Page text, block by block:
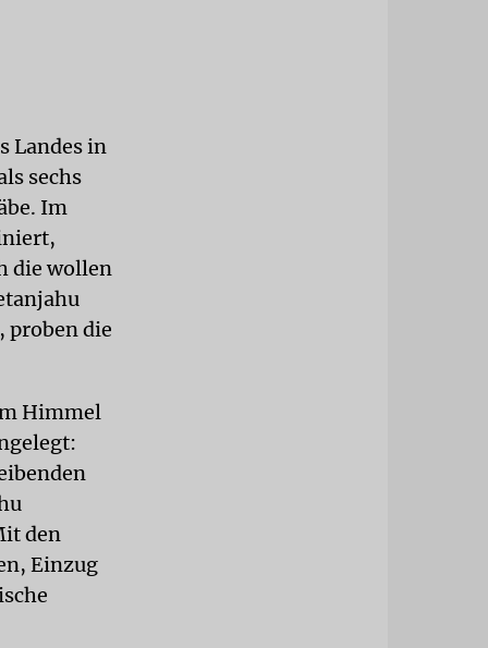
Landes in
sechs
Im
die wollen
proben die
Himmel
den
Einzug